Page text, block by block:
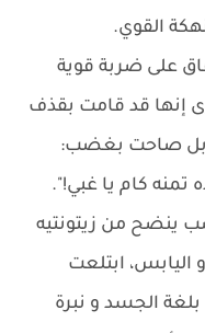
القوي.
على ضربة قوية
إنها قد قامت بقذف
بل صاحت بغضب:
ينضح من زيتونتيه
اليابس، ابتلعت
الجسد و نبرة